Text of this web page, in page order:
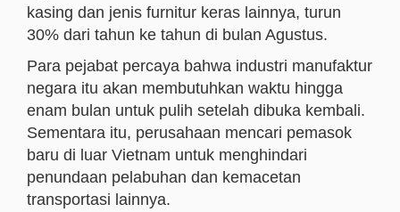
kasing dan jenis furnitur keras lainnya, turun
30% dari tahun ke tahun di bulan Agustus.
Para pejabat percaya bahwa industri manufaktur
negara itu akan membutuhkan waktu hingga
enam bulan untuk pulih setelah dibuka kembali.
Sementara itu, perusahaan mencari pemasok
baru di luar Vietnam untuk menghindari
penundaan pelabuhan dan kemacetan
transportasi lainnya.